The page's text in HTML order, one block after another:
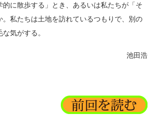
に散歩する」とき、あるいは私たちが「そ
私たちは土地を訪れているつもりで、別の
気がする。
池田浩